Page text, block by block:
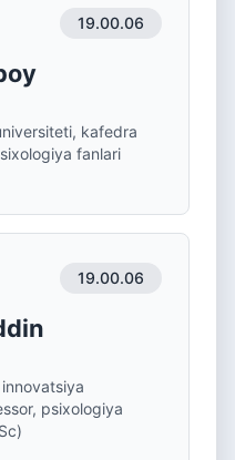
19.00.06
kafedra
fanlari
19.00.06
psixologiya